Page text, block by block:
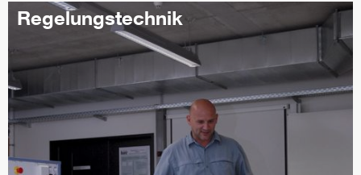
Regelungstechnik